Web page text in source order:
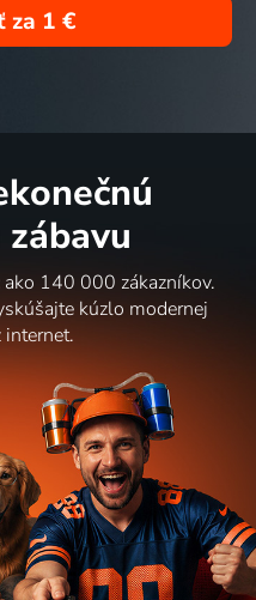
za 1 €
140 000 zákazníkov.
kúzlo modernej
internet.